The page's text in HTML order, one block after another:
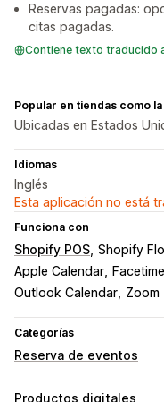
Reservas pagadas:
citas pagadas.
Contiene texto traducido
Popular en tiendas como
Ubicadas en Estados
Idiomas
Inglés
Esta aplicación no está
Funciona con
Shopify POS Shopify
Apple Calendar
Facetime
Outlook Calendar Zoom
Categorías
Reserva de eventos
Tipo de evento
Productos digitales